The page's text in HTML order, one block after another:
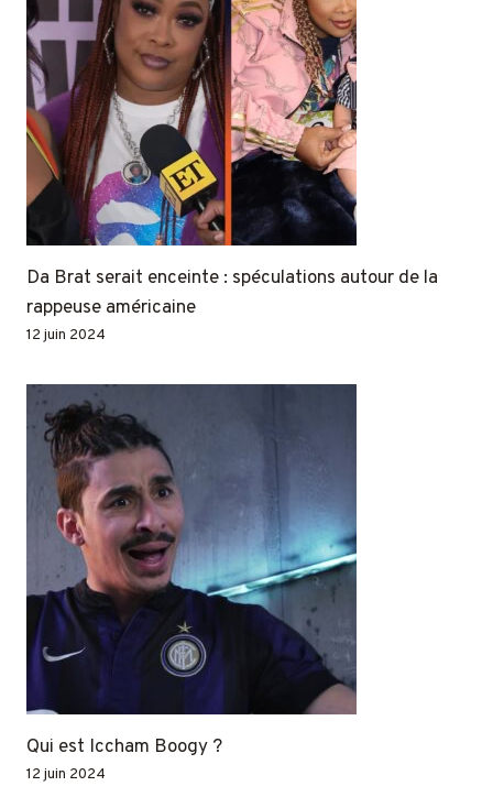
Da Brat serait enceinte : spéculations autour de la
rappeuse américaine
12 juin 2024
Qui est Iccham Boogy ?
12 juin 2024